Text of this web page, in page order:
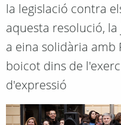
la legislació contra
aquesta resolució,
a eina solidària amb
boicot dins de
d'expressió